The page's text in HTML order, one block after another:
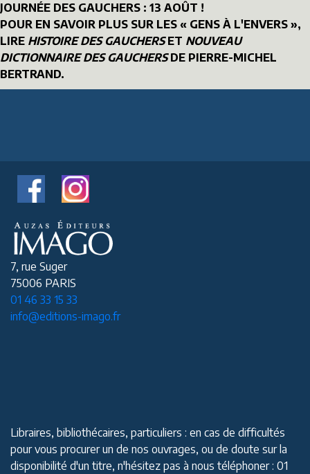
JOURNÉE DES GAUCHERS : 13 AOÛT !
POUR EN SAVOIR PLUS SUR LES « GENS À L'ENVERS »,
LIRE HISTOIRE DES GAUCHERSET NOUVEAU
DICTIONNAIRE DES GAUCHERSDE PIERRE-MICHEL
BERTRAND.
7, rue Suger
75006 PARIS
01 46 33 15 33
info@editions-imago.fr
Libraires, bibliothécaires, particuliers : en cas de difficultés
pour vous procurer un de nos ouvrages, ou de doute sur la
disponibilité d'un titre, n'hésitez pas à nous téléphoner : 01